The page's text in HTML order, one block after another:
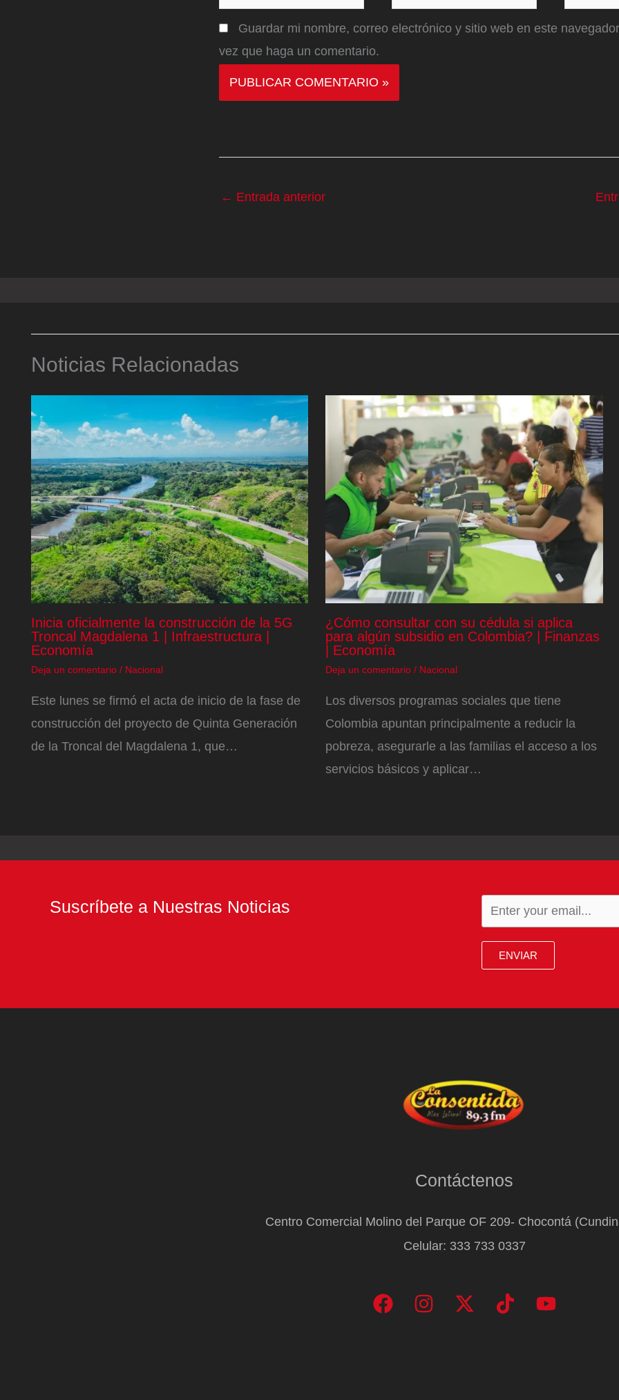
electrónico*
Guardar mi nombre, correo electrónico y sitio web en este
vez que haga un comentario.
← Entrada anterior
Noticias Relacionadas
Inicia oficialmente la construcción de la 5G
Troncal Magdalena 1 | Infraestructura |
Economía
Deja un comentario / Nacional
Este lunes se firmó el acta de inicio de la fase de
construcción del proyecto de Quinta Generación
de la Troncal del Magdalena 1, que…
¿Cómo consultar con su cédula si aplica
para algún subsidio en Colombia? | Finanzas
| Economía
Deja un comentario / Nacional
Los diversos programas sociales que tiene
Colombia apuntan principalmente a reducir la
pobreza, asegurarle a las familias el acceso a los
servicios básicos y aplicar…
Suscríbete a Nuestras Noticias
ENVIAR
Contáctenos
Centro Comercial Molino del Parque OF 209- Chocontá
Celular: 333 733 0337